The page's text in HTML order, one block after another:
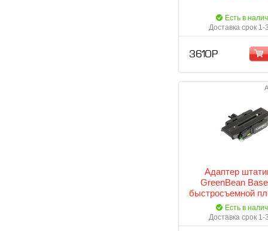
Есть в
Доставка срок 1-
3 610 Р
Адаптер
GreenBean
быстросъемной
Есть в
Доставка срок 1-